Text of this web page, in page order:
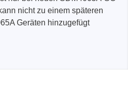
nicht zu einem späteren
Geräten hinzugefügt